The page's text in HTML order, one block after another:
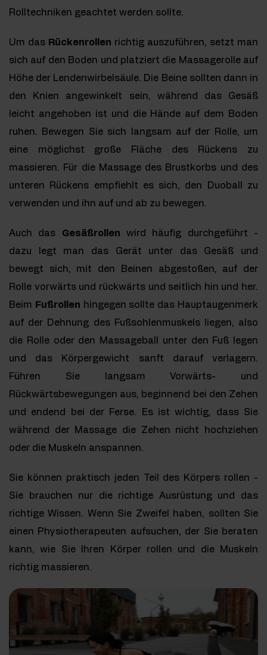
Rolltechniken geachtet werden sollte.
Um das Rückenrollen richtig auszuführen, setzt man
sich auf den Boden und platziert die Massagerolle auf
Höhe der Lendenwirbelsäule. Die Beine sollten dann in
den Knien angewinkelt sein, während das Gesäß
leicht angehoben ist und die Hände auf dem Boden
ruhen. Bewegen Sie sich langsam auf der Rolle, um
eine möglichst große Fläche des Rückens zu
massieren. Für die Massage des Brustkorbs und des
unteren Rückens empfiehlt es sich, den Duoball zu
verwenden und ihn auf und ab zu bewegen.
Auch das Gesäßrollen wird häufig durchgeführt -
dazu legt man das Gerät unter das Gesäß und
bewegt sich, mit den Beinen abgestoßen, auf der
Rolle vorwärts und rückwärts und seitlich hin und her.
Beim Fußrollen hingegen sollte das Hauptaugenmerk
auf der Dehnung des Fußsohlenmuskels liegen, also
die Rolle oder den Massageball unter den Fuß legen
und das Körpergewicht sanft darauf verlagern.
Führen Sie langsam Vorwärts- und
Rückwärtsbewegungen aus, beginnend bei den Zehen
und endend bei der Ferse. Es ist wichtig, dass Sie
während der Massage die Zehen nicht hochziehen
oder die Muskeln anspannen.
Sie können praktisch jeden Teil des Körpers rollen -
Sie brauchen nur die richtige Ausrüstung und das
richtige Wissen. Wenn Sie Zweifel haben, sollten Sie
einen Physiotherapeuten aufsuchen, der Sie beraten
kann, wie Sie Ihren Körper rollen und die Muskeln
richtig massieren.